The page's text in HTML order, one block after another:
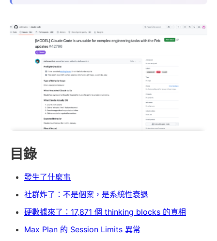
目錄
發生了什麼事
社群炸了：不是個案，是系統性衰退
硬數據來了：17,871 個 thinking blocks 的真相
Max Plan 的 Session Limits 異常